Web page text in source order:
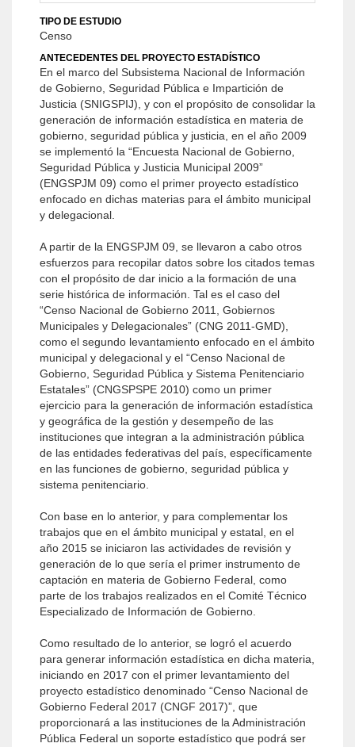
TIPO DE ESTUDIO
Censo
ANTECEDENTES DEL PROYECTO ESTADÍSTICO
En el marco del Subsistema Nacional de Información
de Gobierno, Seguridad Pública e Impartición de
Justicia (SNIGSPIJ), y con el propósito de consolidar la
generación de información estadística en materia de
gobierno, seguridad pública y justicia, en el año 2009
se implementó la “Encuesta Nacional de Gobierno,
Seguridad Pública y Justicia Municipal 2009”
(ENGSPJM 09) como el primer proyecto estadístico
enfocado en dichas materias para el ámbito municipal
y delegacional.
A partir de la ENGSPJM 09, se llevaron a cabo otros
esfuerzos para recopilar datos sobre los citados temas
con el propósito de dar inicio a la formación de una
serie histórica de información. Tal es el caso del
“Censo Nacional de Gobierno 2011, Gobiernos
Municipales y Delegacionales” (CNG 2011-GMD),
como el segundo levantamiento enfocado en el ámbito
municipal y delegacional y el “Censo Nacional de
Gobierno, Seguridad Pública y Sistema Penitenciario
Estatales” (CNGSPSPE 2010) como un primer
ejercicio para la generación de información estadística
y geográfica de la gestión y desempeño de las
instituciones que integran a la administración pública
de las entidades federativas del país, específicamente
en las funciones de gobierno, seguridad pública y
sistema penitenciario.
Con base en lo anterior, y para complementar los
trabajos que en el ámbito municipal y estatal, en el
año 2015 se iniciaron las actividades de revisión y
generación de lo que sería el primer instrumento de
captación en materia de Gobierno Federal, como
parte de los trabajos realizados en el Comité Técnico
Especializado de Información de Gobierno.
Como resultado de lo anterior, se logró el acuerdo
para generar información estadística en dicha materia,
iniciando en 2017 con el primer levantamiento del
proyecto estadístico denominado “Censo Nacional de
Gobierno Federal 2017 (CNGF 2017)”, que
proporcionará a las instituciones de la Administración
Pública Federal un soporte estadístico que podrá ser